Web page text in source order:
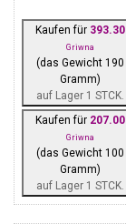
Kaufen für 393.30
Griwna
(das Gewicht 190
Gramm)
auf Lager 1 STCK.
Kaufen für 207.00
Griwna
(das Gewicht 100
Gramm)
auf Lager 1 STCK.